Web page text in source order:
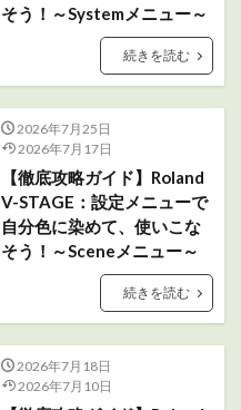
そう！～Systemメニュー～
続きを読む
2026年7月25日
2026年7月17日
【徹底攻略ガイド】Roland
V-STAGE：設定メニューで
自分色に染めて、使いこな
そう！～Sceneメニュー～
続きを読む
2026年7月18日
2026年7月10日